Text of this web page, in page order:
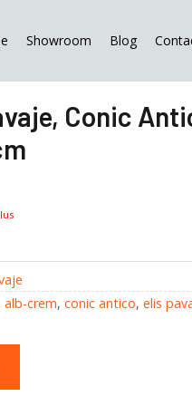
Showroom Blog
Conic
alb-crem, conic antico, elis
alb-